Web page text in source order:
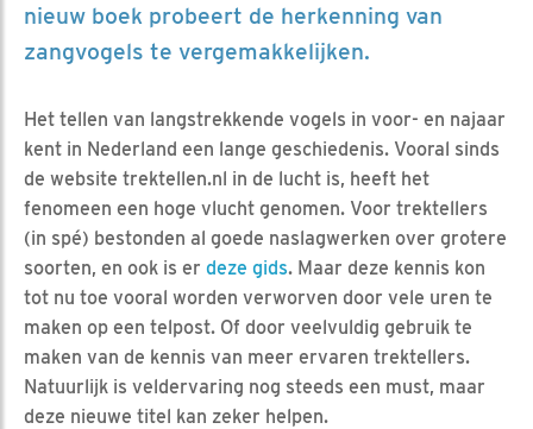
nieuw boek probeert de herkenning van
zangvogels te vergemakkelijken.
Het tellen van langstrekkende vogels in voor- en najaar
kent in Nederland een lange geschiedenis. Vooral sinds
de website trektellen.nl in de lucht is, heeft het
fenomeen een hoge vlucht genomen. Voor trektellers
(in spé) bestonden al goede naslagwerken over grotere
soorten, en ook is er deze gids. Maar deze kennis kon
tot nu toe vooral worden verworven door vele uren te
maken op een telpost. Of door veelvuldig gebruik te
maken van de kennis van meer ervaren trektellers.
Natuurlijk is veldervaring nog steeds een must, maar
deze nieuwe titel kan zeker helpen.